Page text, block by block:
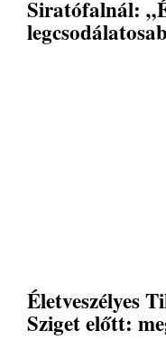
Siratófalnál:
Életveszélyes
Sziget előtt: